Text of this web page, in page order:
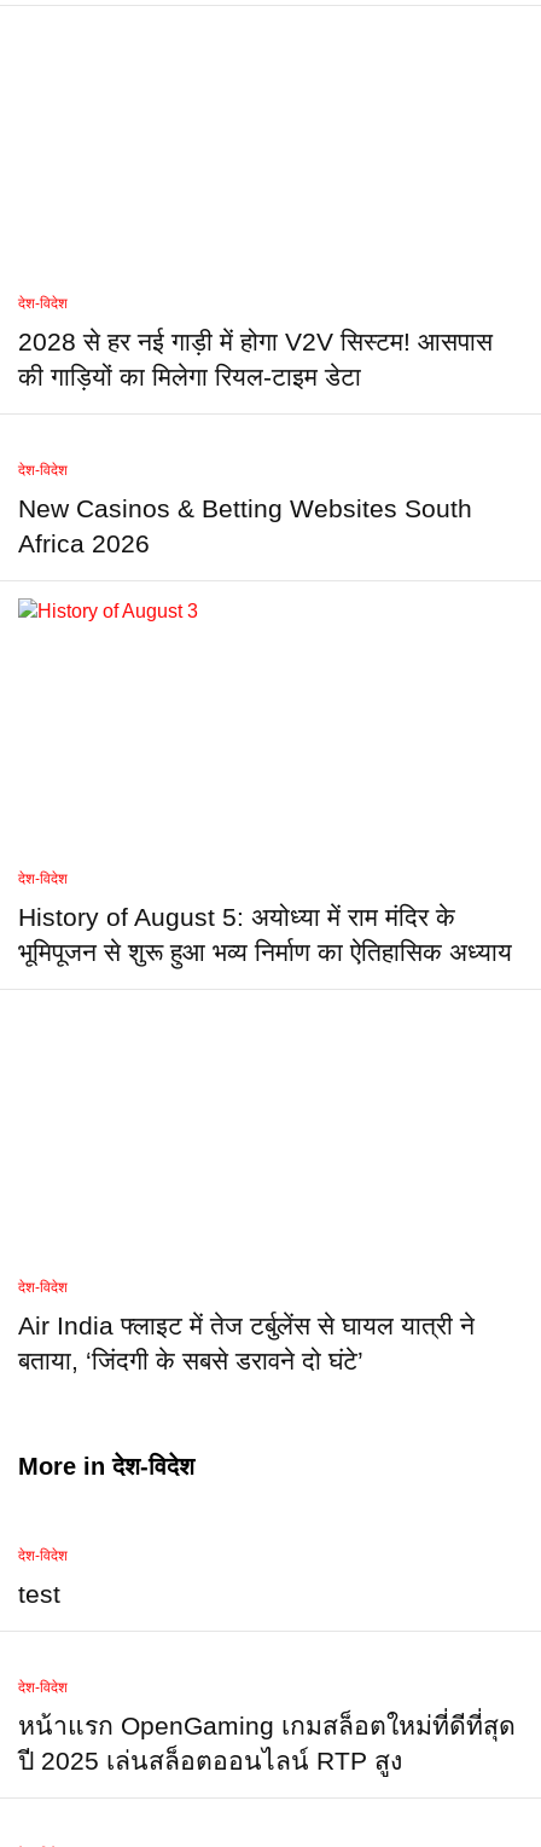
देश-विदेश
2028 से हर नई गाड़ी में होगा V2V सिस्टम! आसपास
की गाड़ियों का मिलेगा रियल-टाइम डेटा
देश-विदेश
New Casinos & Betting Websites South
Africa 2026
देश-विदेश
History of August 5: अयोध्या में राम मंदिर के
भूमिपूजन से शुरू हुआ भव्य निर्माण का ऐतिहासिक अध्याय
देश-विदेश
Air India फ्लाइट में तेज टर्बुलेंस से घायल यात्री ने
बताया, ‘जिंदगी के सबसे डरावने दो घंटे’
More inदेश-विदेश
देश-विदेश
test
देश-विदेश
หน้าแรก OpenGaming เกมสล็อตใหม่ที่ดีที่สุด
ปี 2025 เล่นสล็อตออนไลน์ RTP สูง